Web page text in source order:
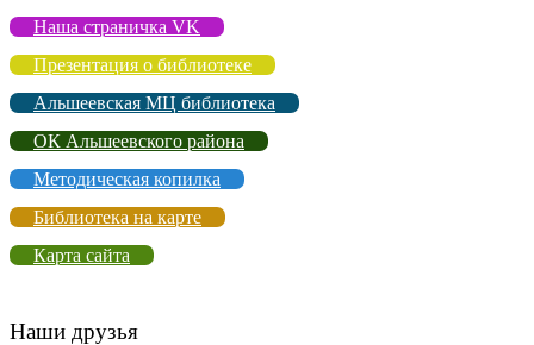
Наша страничка VK
Презентация о библиотеке
Альшеевская МЦ библиотека
ОК Альшеевского района
Методическая копилка
Библиотека на карте
Карта сайта
Наши друзья